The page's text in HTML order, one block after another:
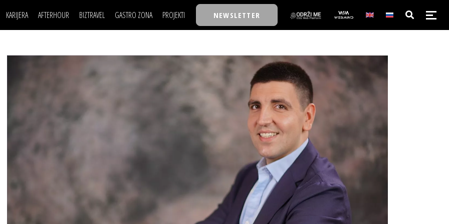
KARIJERA
MOJ UGAO
USAVRŠAVANJE
KNOW-HOW
AFTERHOUR
WELLBEING
BIZTRAVEL GASTRO ZONA PROJEKTI
TASTY TALKS
30 ISPOD 30
BACK TO OFFICE/SCHOOL
BIZBENDOVI
BIZKOLEGIJUM
IZJAVA GODINE
NEWSLETTER
POSAO
MOJ UGAO
FILM I SCENA
AUTO SVET
NAJKOLEGA
30 ISPOD 30
BACK TO OFFICE/SCHOOL
BIZKOLEGIJUM
BMW BIZNIS LIGA
BIZLIFE WEEK